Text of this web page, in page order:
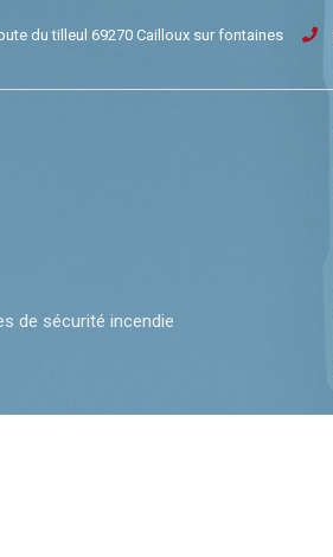
du tilleul 69270 Cailloux sur fontaines
de sécurité incendie